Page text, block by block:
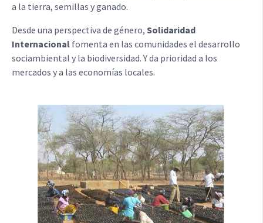
a la tierra, semillas y ganado.
Desde una perspectiva de género, Solidaridad
Internacional fomenta en las comunidades el desarrollo
sociambiental y la biodiversidad. Y da prioridad a los
mercados y a las economías locales.